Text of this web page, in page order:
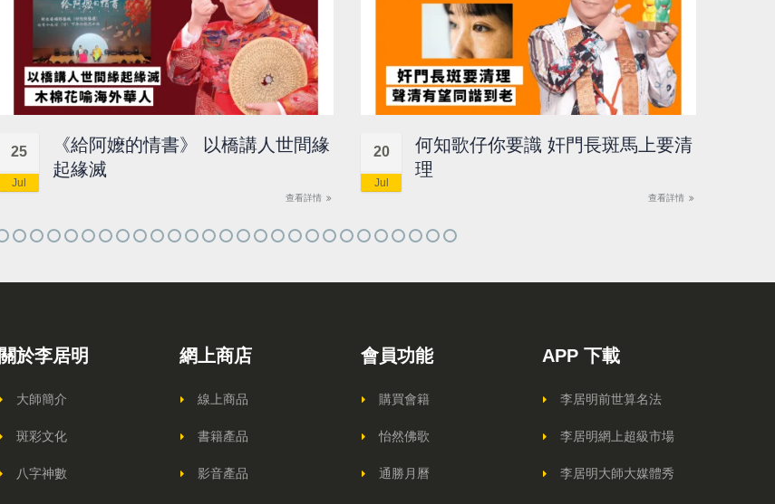
25
Jul
《給阿嬤的情書》 以橋講人世間緣
起緣滅
查看詳情
20
Jul
何知歌仔你要識 奸門長斑馬上要清
理
查看詳情
關於李居明
大師簡介
斑彩文化
八字神數
網上商店
線上商品
書籍產品
影音產品
會員功能
購買會籍
怡然佛歌
通勝月曆
APP 下載
李居明前世算名法
李居明網上超級市場
李居明大師大媒體秀